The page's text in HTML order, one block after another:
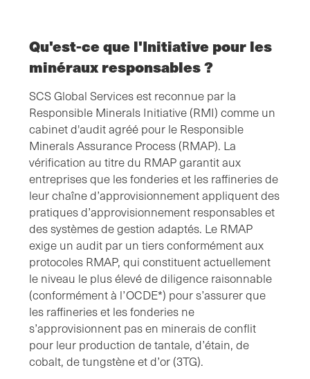
Qu'est-ce que l'Initiative pour les
minéraux responsables ?
SCS Global Services est reconnue par la
Responsible Minerals Initiative (RMI) comme un
cabinet d'audit agréé pour le Responsible
Minerals Assurance Process (RMAP). La
vérification au titre du RMAP garantit aux
entreprises que les fonderies et les raffineries de
leur chaîne d’approvisionnement appliquent des
pratiques d’approvisionnement responsables et
des systèmes de gestion adaptés. Le RMAP
exige un audit par un tiers conformément aux
protocoles RMAP, qui constituent actuellement
le niveau le plus élevé de diligence raisonnable
(conformément à l’OCDE*) pour s’assurer que
les raffineries et les fonderies ne
s’approvisionnent pas en minerais de conflit
pour leur production de tantale, d’étain, de
cobalt, de tungstène et d’or (3TG).